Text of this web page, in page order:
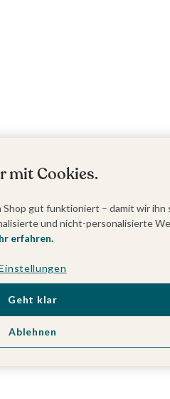
mit Cookies.
Shop gut funktioniert – damit wir
und nicht-personalisierte
erfahren.
Ablehnen
Geht klar